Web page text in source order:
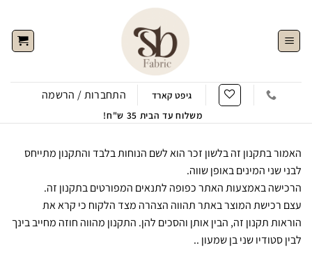
content
גיפט קארד התחברות / הרשמה
משלוח עד הבית 35 ש"ח!
האמור בתקנון זה בלשון זכר הוא לשם הנוחות בלבד והתקנון מתייחס
לבני שני המינים באופן שווה.
הרכישה באמצעות האתר כפופה לתנאים המפורטים בתקנון זה.
עצם רכישת המוצר באתר תהווה הצהרה מצד הלקוח כי קרא את
הוראות תקנון זה, הבין אותן והסכים להן. התקנון מהווה חוזה מחייב בינך
לבין סטודיו שני בן שמעון ..